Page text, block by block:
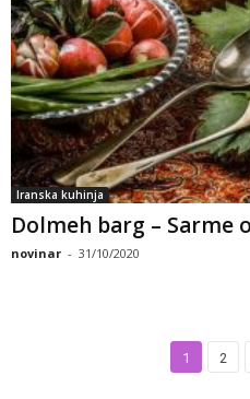
Iranska kuhinja
Dolmeh barg – Sarme
novinar - 31/10/2020
1 2